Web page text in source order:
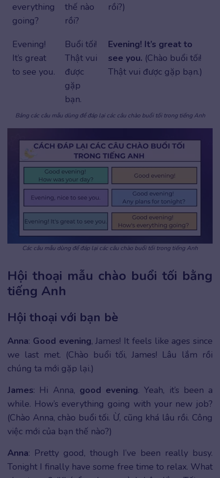
everything
going?
thế nào
rồi?
rồi?)
Evening!
It’s great
to see you.
Buổi tối!
Thật vui
được
gặp
bạn.
Evening! It’s great to
see you. (Chào buổi tối!
Thật vui được gặp bạn.)
Bảng các câu mẫu dùng để đáp lại các câu chào buổi tối trong tiếng Anh
Các câu mẫu dùng để đáp lại các câu chào buổi tối trong tiếng Anh
Hội thoại mẫu chào buổi tối bằng
tiếng Anh
Hội thoại với bạn bè
Anna: Good evening, James! It feels like ages since
we last met. (Chào buổi tối, James! Lâu lắm rồi
chúng ta mới gặp lại.)
James: Hi Anna, good evening. Yeah, it’s been a
while. How’s everything going with your new job?
(Chào Anna, chào buổi tối. Ừ, cũng khá lâu rồi. Công
việc mới của bạn thế nào?)
Anna: Pretty good, though I’ve been really busy.
Tonight I finally have some free time to relax. What